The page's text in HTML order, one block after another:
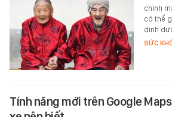
chính
có thể
dinh
SỨC
Tính năng mới trên Google